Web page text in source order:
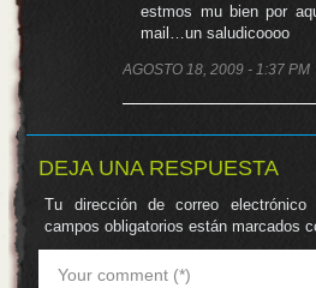
estmos mu bien por
mail…un saludicoooo
AGOSTO 18, 2009 - 1:37 PM
DEJA UNA RESPUESTA
Tu dirección de correo electrónico
campos obligatorios están marcados